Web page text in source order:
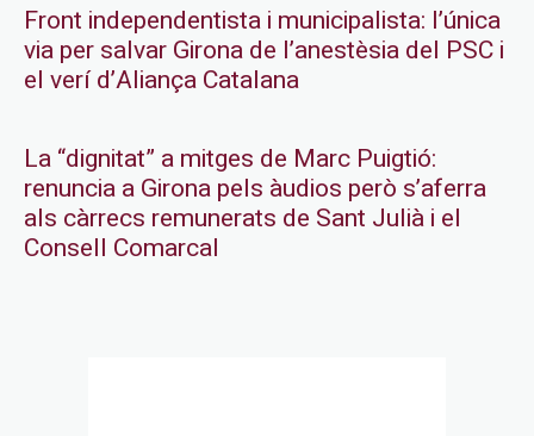
Front independentista i municipalista: l’única
via per salvar Girona de l’anestèsia del PSC i
el verí d’Aliança Catalana
La “dignitat” a mitges de Marc Puigtió:
renuncia a Girona pels àudios però s’aferra
als càrrecs remunerats de Sant Julià i el
Consell Comarcal